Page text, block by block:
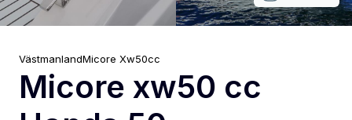
VästmanlandMicore Xw50cc
Micore xw50 cc